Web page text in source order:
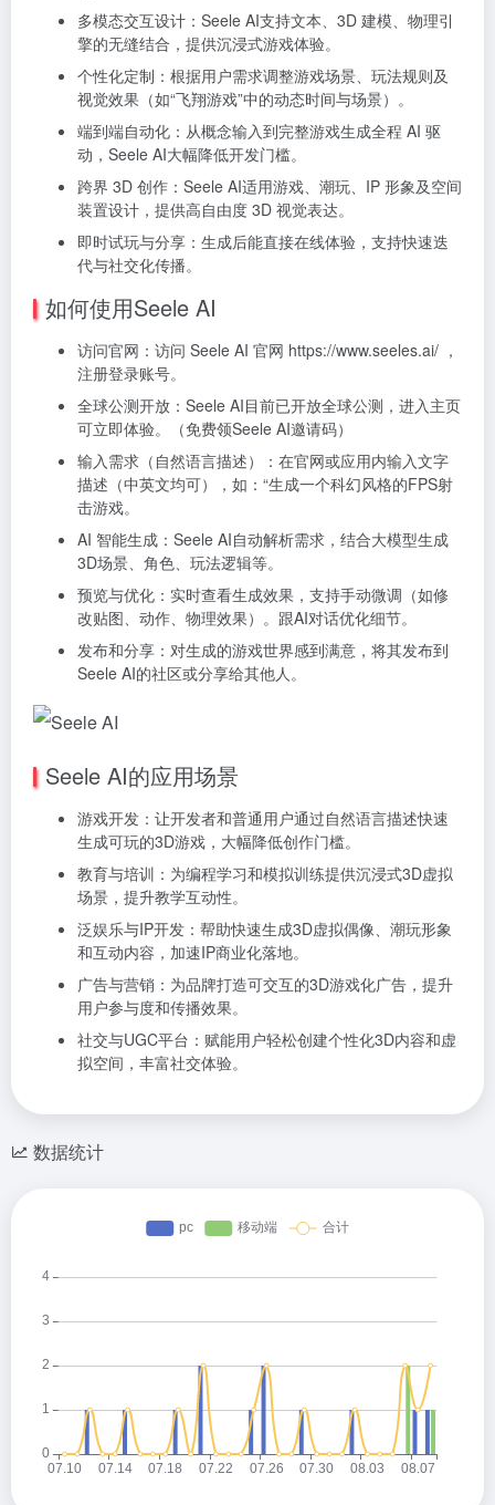
多模态交互设计：Seele AI支持文本、3D 建模、物理引
擎的无缝结合，提供沉浸式游戏体验。
个性化定制：根据用户需求调整游戏场景、玩法规则及
视觉效果（如“飞翔游戏”中的动态时间与场景）。
端到端自动化：从概念输入到完整游戏生成全程 AI 驱
动，Seele AI大幅降低开发门槛。
跨界 3D 创作：Seele AI适用游戏、潮玩、IP 形象及空间
装置设计，提供高自由度 3D 视觉表达。
即时试玩与分享：生成后能直接在线体验，支持快速迭
代与社交化传播。
如何使用Seele AI
访问官网：访问 Seele AI 官网 https://www.seeles.ai/ ，
注册登录账号。
全球公测开放：Seele AI目前已开放全球公测，进入主页
可立即体验。（免费领Seele AI邀请码）
输入需求（自然语言描述）：在官网或应用内输入文字
描述（中英文均可），如：“生成一个科幻风格的FPS射
击游戏。
AI 智能生成：Seele AI自动解析需求，结合大模型生成
3D场景、角色、玩法逻辑等。
预览与优化：实时查看生成效果，支持手动微调（如修
改贴图、动作、物理效果）。跟AI对话优化细节。
发布和分享：对生成的游戏世界感到满意，将其发布到
Seele AI的社区或分享给其他人。
Seele AI的应用场景
游戏开发：让开发者和普通用户通过自然语言描述快速
生成可玩的3D游戏，大幅降低创作门槛。
教育与培训：为编程学习和模拟训练提供沉浸式3D虚拟
场景，提升教学互动性。
泛娱乐与IP开发：帮助快速生成3D虚拟偶像、潮玩形象
和互动内容，加速IP商业化落地。
广告与营销：为品牌打造可交互的3D游戏化广告，提升
用户参与度和传播效果。
社交与UGC平台：赋能用户轻松创建个性化3D内容和虚
拟空间，丰富社交体验。
数据统计